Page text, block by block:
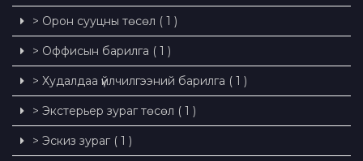
> Орон сууцны төсөл ( 1 )
> Оффисын барилга ( 1 )
> Худалдаа үйлчилгээний барилга ( 1 )
> Экстерьер зураг төсөл ( 1 )
> Эскиз зураг ( 1 )